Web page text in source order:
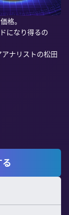
格。
になり得るの
ナリストの松田